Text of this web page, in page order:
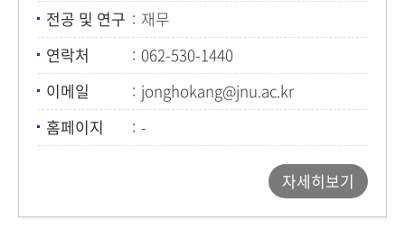
전공 및 연구
재무
연락처
062-530-1440
이메일
jonghokang@jnu.ac.kr
홈페이지
-
자세히보기